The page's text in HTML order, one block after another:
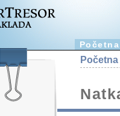
Početna
Početna